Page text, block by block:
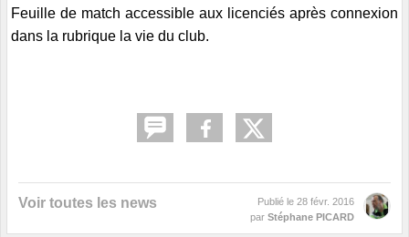
Feuille de match accessible aux licenciés après connexion
dans la rubrique la vie du club.
Voir toutes les news Publié le 28 févr. 2016
par Stéphane PICARD